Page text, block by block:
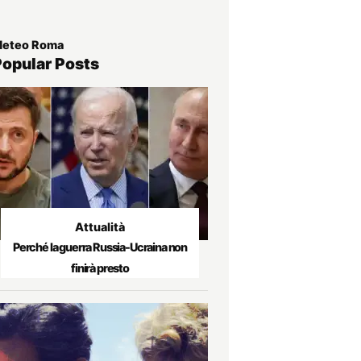
Roma
Posts
Attualità
Perché la guerra Russia-Ucraina non
finirà presto